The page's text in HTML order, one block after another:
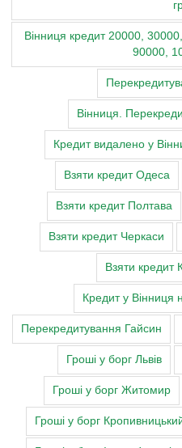
Вінниця кредит 20000,
90000,
Вінниця.
Кредит видалено у
Взяти кредит Одеса
Взяти кредит Полтава
Взяти кредит Черкаси
Взяти кредит
Кредит у Вінниця
Перекредитування Гайсин
Гроші у борг Львів
Гроші у борг Житомир
Гроші у борг